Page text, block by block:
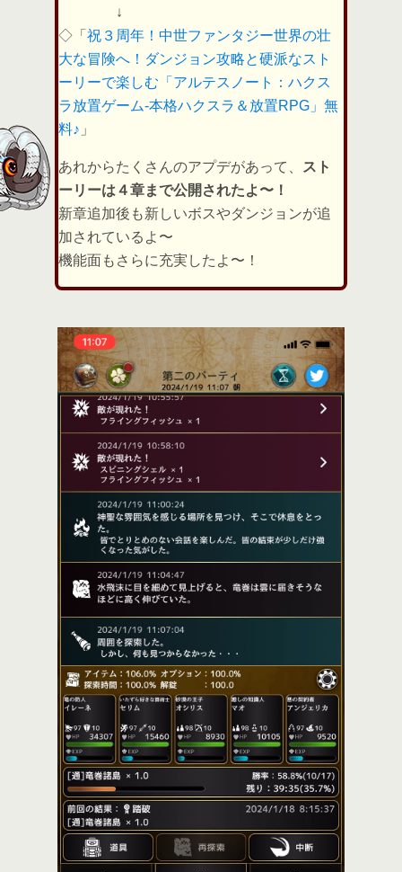
↓
◇「 祝３周年！中世ファンタジー世界の壮
大な冒険へ！ダンジョン攻略と硬派なスト
ーリーで楽しむ「アルテスノート：ハクス
ラ放置ゲーム-本格ハクスラ＆放置RPG」無
料♪ 」
あれからたくさんのアプデがあって、
スト
ーリーは４章まで公開されたよ〜！
新章追加後も新しいボスやダンジョンが追
加されているよ〜
機能面もさらに充実したよ〜！